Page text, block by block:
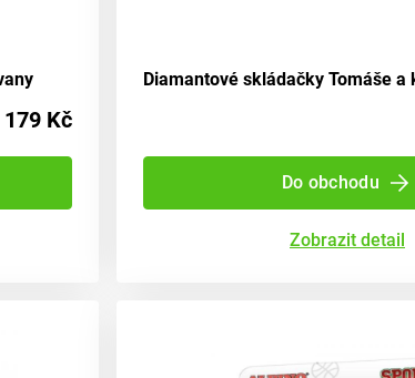
179 Kč
Diamantové skládačky Tomáše a
Do obchodu
Zobrazit detail